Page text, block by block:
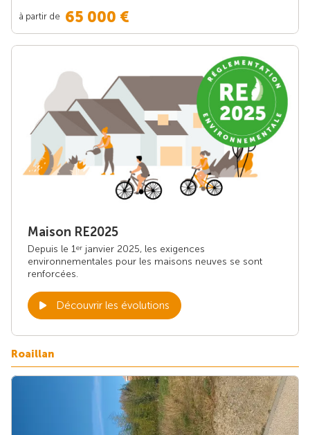
à partir de 65 000 €
Maison RE2025
Depuis le 1er janvier 2025, les exigences
environnementales pour les maisons neuves se sont
renforcées.
Découvrir les évolutions
Roaillan